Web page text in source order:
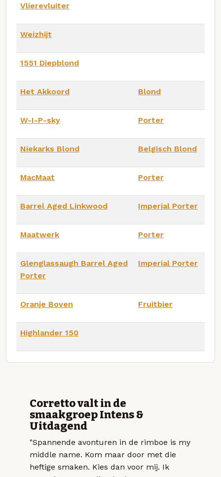
Vlierevluiter
Weizhijt
1551 Diepblond
Het Akkoord Blond
W-I-P-sky Porter
Niekarks Blond Belgisch Blond
MacMaat Porter
Barrel Aged Linkwood Imperial Porter
Maatwerk Porter
Glenglassaugh Barrel Aged
Porter
Imperial Porter
Oranje Boven Fruitbier
Highlander 150
Corretto valt in de
smaakgroep Intens &
Uitdagend
"Spannende avonturen in de rimboe is my
middle name. Kom maar door met die
heftige smaken. Kies dan voor mij. Ik